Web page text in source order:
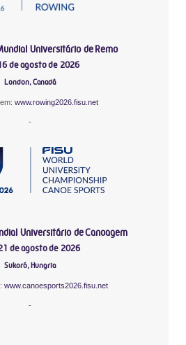
Universitário de Remo
de agosto de 2026
London, Canadá
www.rowing2026.fisu.net
-
Universitário de Canoagem
de agosto de 2026
Sukoró, Hungria
www.canoesports2026.fisu.net
-